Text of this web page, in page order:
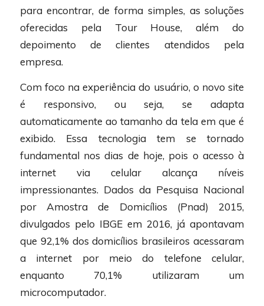
para encontrar, de forma simples, as soluções
oferecidas pela Tour House, além do
depoimento de clientes atendidos pela
empresa.
Com foco na experiência do usuário, o novo site
é responsivo, ou seja, se adapta
automaticamente ao tamanho da tela em que é
exibido. Essa tecnologia tem se tornado
fundamental nos dias de hoje, pois o acesso à
internet via celular alcança níveis
impressionantes. Dados da Pesquisa Nacional
por Amostra de Domicílios (Pnad) 2015,
divulgados pelo IBGE em 2016, já apontavam
que 92,1% dos domicílios brasileiros acessaram
a internet por meio do telefone celular,
enquanto 70,1% utilizaram um
microcomputador.